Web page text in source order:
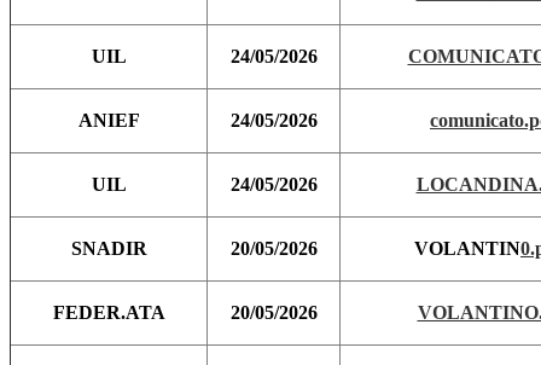
UIL 24/05/2026
ANIEF 24/05/2026
UIL 24/05/2026
SNADIR 20/05/2026 VOLANTIN
FEDER.ATA 20/05/2026